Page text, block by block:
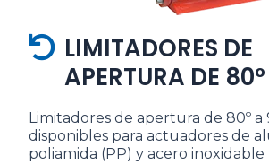
LIMITADORES DE
APERTURA DE
Limitadores de apertura de 80º a
disponibles para actuadores de
poliamida (PP) y acero inoxidable